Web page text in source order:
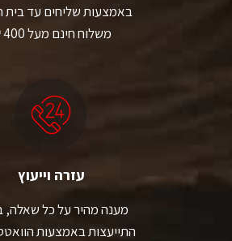
באמצעות שליחים עד בית
משלוח חינם מעל 400 ₪
עזרה וייעוץ
מענה מהיר על כל שאלה,
התייעצות באמצעות